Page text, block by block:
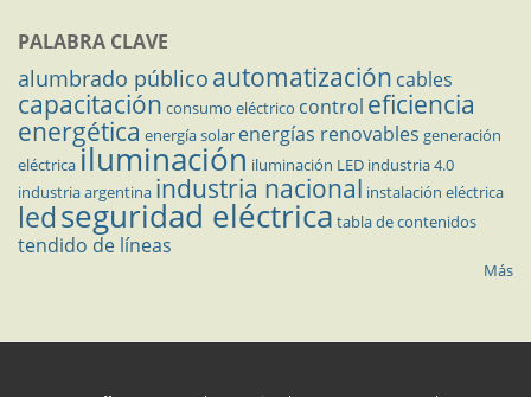
PALABRA CLAVE
alumbrado público automatización cables
capacitación consumo eléctrico control eficiencia
energética energía solar energías renovables generación
eléctricailuminación iluminación LED industria 4.0
industria argentina industria nacional instalación eléctrica
ledseguridad eléctrica tabla de contenidos
tendido de líneas
Más